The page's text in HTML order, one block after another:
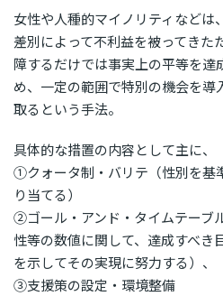
女性や人種的マイノリティなどは
差別によって不利益を被ってきた
障するだけでは事実上の平等を達
め、一定の範囲で特別の機会を導
取るという手法。
具体的な措置の内容として主に、
①クォータ制・バリテ（性別を基
り当てる）
②ゴール・アンド・タイムテーブ
性等の数値に関して、達成すべき
を示してその実現に努力する）、
③支援策の設定・環境整備